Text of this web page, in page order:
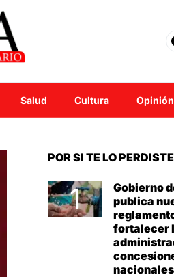
Salud Cultura Opinión
POR SI TE LO PERDISTE
Gobierno
publica
fortalecer
nacionales